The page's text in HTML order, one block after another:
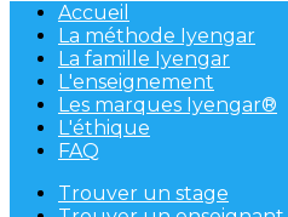
Accueil
La méthode Iyengar
La famille Iyengar
L'enseignement
Les marques Iyengar®
L'éthique
FAQ
Trouver un stage